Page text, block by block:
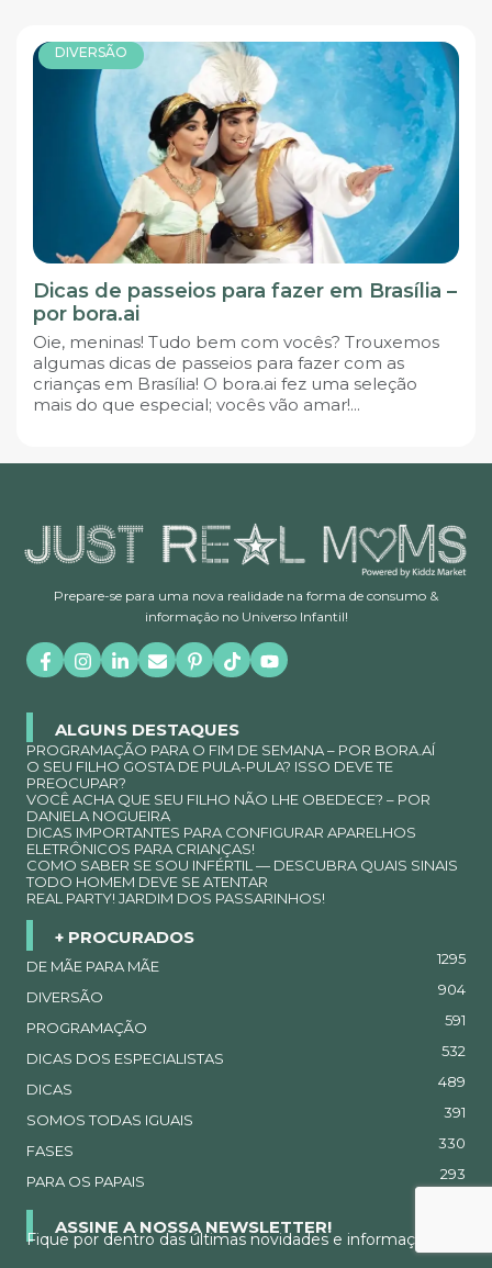
DIVERSÃO
Dicas de passeios para fazer em Brasília –
por bora.ai
Oie, meninas! Tudo bem com vocês? Trouxemos
algumas dicas de passeios para fazer com as
crianças em Brasília! O bora.ai fez uma seleção
mais do que especial; vocês vão amar!...
Prepare-se para uma nova realidade na forma de consumo &
informação no Universo Infantil!
ALGUNS DESTAQUES
PROGRAMAÇÃO PARA O FIM DE SEMANA – POR BORA.AÍ
O SEU FILHO GOSTA DE PULA-PULA? ISSO DEVE TE
PREOCUPAR?
VOCÊ ACHA QUE SEU FILHO NÃO LHE OBEDECE? – POR
DANIELA NOGUEIRA
DICAS IMPORTANTES PARA CONFIGURAR APARELHOS
ELETRÔNICOS PARA CRIANÇAS!
COMO SABER SE SOU INFÉRTIL — DESCUBRA QUAIS SINAIS
TODO HOMEM DEVE SE ATENTAR
REAL PARTY! JARDIM DOS PASSARINHOS!
+ PROCURADOS
DE MÃE PARA MÃE 1295
DIVERSÃO 904
PROGRAMAÇÃO 591
DICAS DOS ESPECIALISTAS 532
DICAS 489
SOMOS TODAS IGUAIS 391
FASES 330
PARA OS PAPAIS 293
ASSINE A NOSSA NEWSLETTER!
Fique por dentro das últimas novidades e informações!